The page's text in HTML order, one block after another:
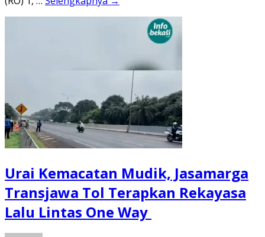
Urai Kemacatan Mudik, Jasamarga
Transjawa Tol Terapkan Rekayasa
Lalu Lintas One Way